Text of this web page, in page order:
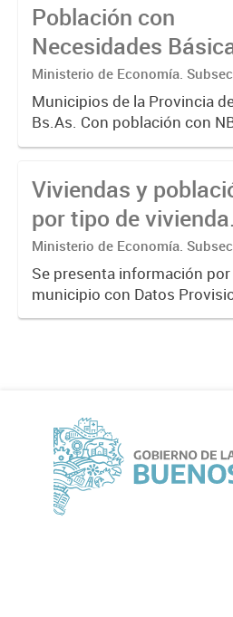
de los hogares en la provincia
Buenos Aires. Estos
Población con
Necesidades
Insatisfechas (NBI).
Ministerio de Economía.
de Coordinación Económica y
Estadística. Dirección Provincial
Estadística.
Municipios de la Provincia de
Bs.As. Con población con
(Absoluto y porcentaje)
Viviendas y población
por tipo de vivienda.
Ministerio de Economía.
de Coordinación Económica y
Estadística. Dirección Provincial
Estadística.
Se presenta información por
municipio con Datos
del año censal 2022. Las